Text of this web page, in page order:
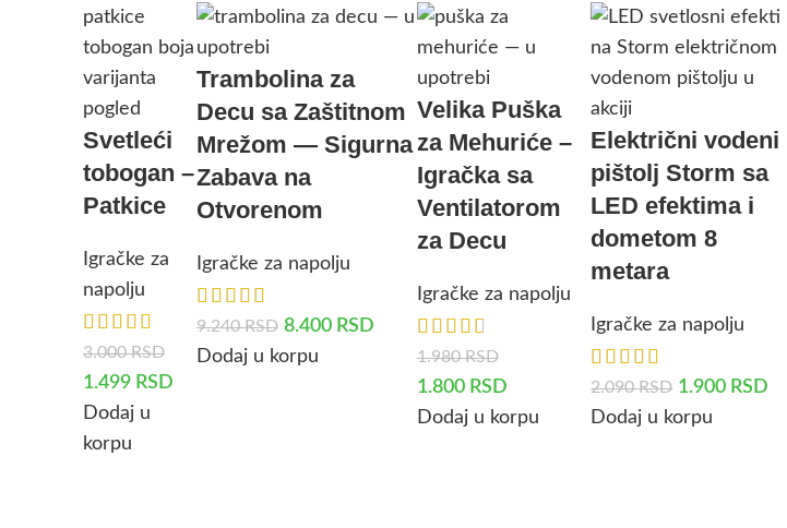
Svetleći
tobogan –
Patkice
Igračke za
napolju
3.000RSD
1.499 RSD
Dodaj u
korpu
Trambolina za
Decu sa Zaštitnom
Mrežom — Sigurna
Zabava na
Otvorenom
Igračke za napolju
9.240RSD 8.400 RSD
Dodaj u korpu
Velika Puška
za Mehuriće –
Igračka sa
Ventilatorom
za Decu
Igračke za napolju
1.980RSD
1.800 RSD
Dodaj u korpu
Električni vodeni
pištolj Storm sa
LED efektima i
dometom 8
metara
Igračke za napolju
2.090RSD 1.900 RSD
Dodaj u korpu